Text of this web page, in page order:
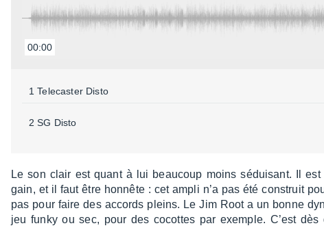
00:00
1 Tele­cas­ter Disto
2 SG Disto
Le son clair est quant à lui beau­coup moins sédui­sant. Il
gain, et il faut être honnête : cet ampli n’a pas été construit
pas pour faire des accords pleins. Le Jim Root a un bonne
jeu funky ou sec, pour des cocottes par exemple. C’est